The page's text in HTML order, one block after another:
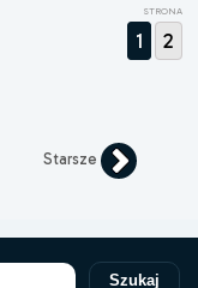
STRONA
1 2
Starsze
Szukaj